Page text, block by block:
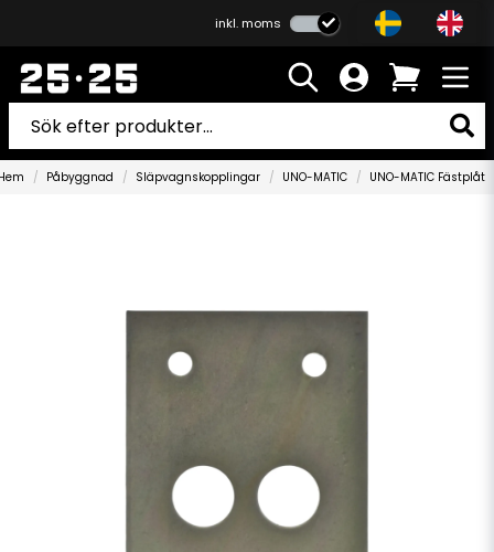
inkl. moms
Påbyggnad Släpvagnskopplingar UNO-MATIC UNO-MATIC Fästplåt